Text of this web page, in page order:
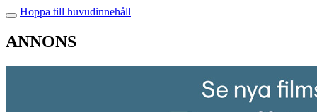
Hoppa till huvudinnehåll
ANNONS